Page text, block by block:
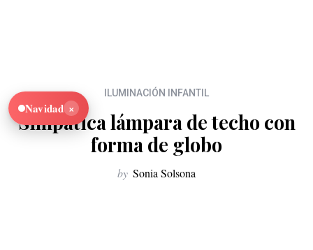
ILUMINACIÓN INFANTIL
Simpática lámpara de techo con
forma de globo
by Sonia Solsona
Navidad ×